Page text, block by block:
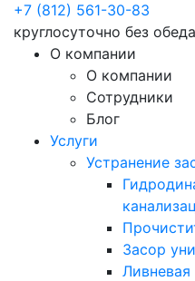
+7 (812) 561-30-83
круглосуточно без
О компании
О компании
Сотрудники
Блог
Услуги
Устранение
Засор
Ливневая